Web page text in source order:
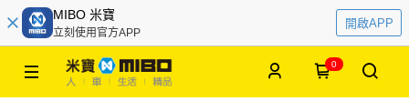
MIBO 米寶
立刻使用官方APP
開啟APP
0